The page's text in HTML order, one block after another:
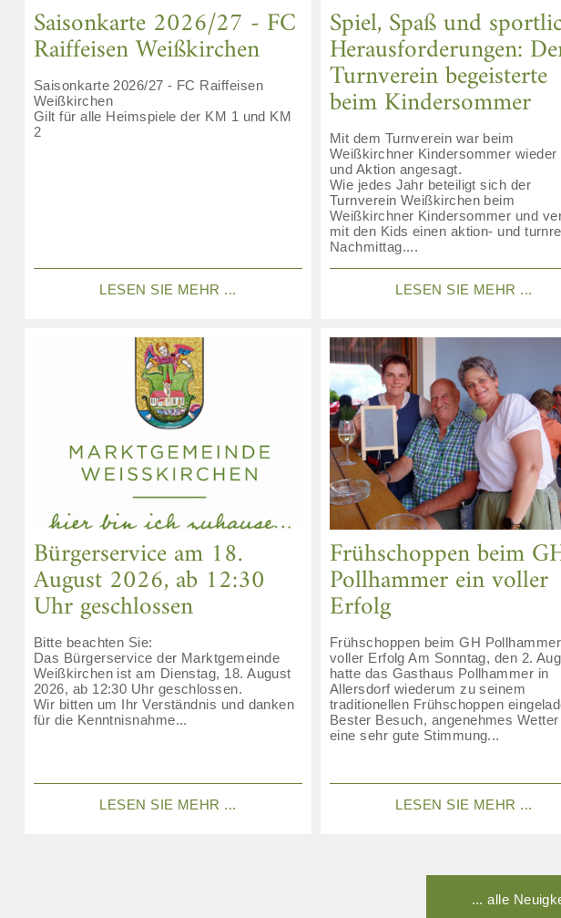
Saisonkarte 2026/27 - FC
Raiffeisen Weißkirchen
Saisonkarte 2026/27 - FC Raiffeisen
Weißkirchen
Gilt für alle Heimspiele der KM 1 und KM
2
LESEN SIE MEHR ...
Spiel, Spaß und
Herausforderungen:
Turnverein begeisterte
beim Kindersommer
Mit dem Turnverein war beim
Weißkirchner Kindersommer wieder
und Aktion angesagt.
Wie jedes Jahr beteiligt sich der
Turnverein Weißkirchen beim
Weißkirchner Kindersommer und
mit den Kids einen aktion- und
Nachmittag....
LESEN SIE MEHR ...
Bürgerservice am 18.
August 2026, ab 12:30
Uhr geschlossen
Bitte beachten Sie:
Das Bürgerservice der Marktgemeinde
Weißkirchen ist am Dienstag, 18. August
2026, ab 12:30 Uhr geschlossen.
Wir bitten um Ihr Verständnis und danken
für die Kenntnisnahme...
LESEN SIE MEHR ...
Frühschoppen beim
Pollhammer ein voller
Erfolg
Frühschoppen beim GH
voller Erfolg Am Sonntag, den 2.
hatte das Gasthaus Pollhammer in
Allersdorf wiederum zu seinem
traditionellen Frühschoppen
Bester Besuch, angenehmes Wetter
eine sehr gute Stimmung...
LESEN SIE MEHR ...
... alle